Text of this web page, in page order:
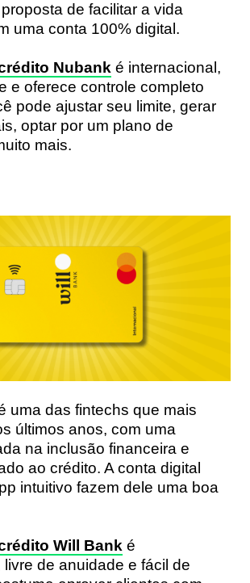
de facilitar a vida
uma conta 100% digital.
Nubank é internacional,
e oferece controle completo
pode ajustar seu limite, gerar
optar por um plano de
mais.
uma das fintechs que mais
últimos anos, com uma
na inclusão financeira e
ao crédito. A conta digital
intuitivo fazem dele uma boa
Will Bank é
livre de anuidade e fácil de